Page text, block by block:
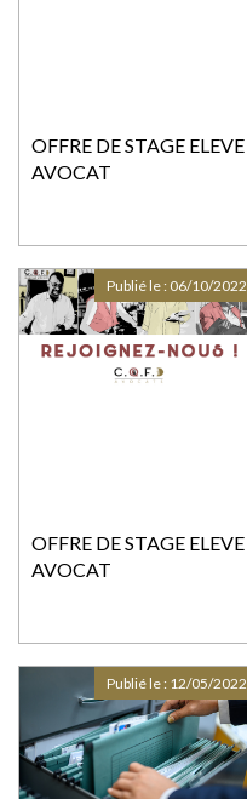
OFFRE DE STAGE ELEVE
AVOCAT
OFFRE DE STAGE ELEVE
AVOCAT
Publié le : 06/10/2022
Publié le : 12/05/2022